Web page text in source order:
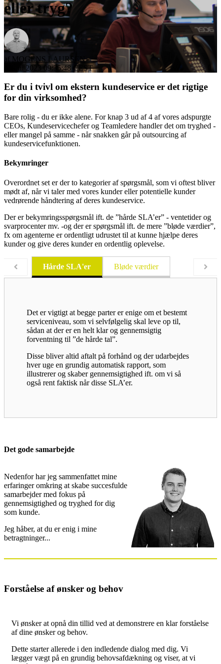
eller tryg?
af MOGENS LAURSEN
1. juni 2023 09:35:48 CEST
Er du i tvivl om ekstern kundeservice er det rigtige
for din virksomhed?
Bare rolig - du er ikke alene. For knap 3 ud af 4 af vores adspurgte
CEOs, Kundeservicechefer og Teamledere handler det om tryghed -
eller mangel på samme - når snakken går på outsourcing af
kundeservicefunktionen.
Bekymringer
Overordnet set er der to kategorier af spørgsmål, som vi oftest bliver
mødt af, når vi taler med vores kunder eller potentielle kunder
vedrørende håndtering af deres kundeservice.
Der er bekymringsspørgsmål ift. de ”hårde SLA’er” - ventetider og
svarprocenter mv. -og der er spørgsmål ift. de mere ”bløde værdier”,
fx om agenterne er ordentligt udrustet til at kunne hjælpe deres
kunder og give deres kunder en ordentlig oplevelse.
Hårde SLA'er Bløde værdier
Det er vigtigt at begge parter er enige om et bestemt
serviceniveau, som vi selvfølgelig skal leve op til,
sådan at der er en helt klar og gennemsigtig
forventning til ”de hårde tal”.
Disse bliver altid aftalt på forhånd og der udarbejdes
hver uge en grundig automatisk rapport, som
illustrerer og skaber gennemsigtighed ift. om vi så
også rent faktisk når disse SLA’er.
Det gode samarbejde
Nedenfor har jeg sammenfattet mine
erfaringer omkring at skabe succesfulde
samarbejder med fokus på
gennemsigtighed og tryghed for dig
som kunde.
Jeg håber, at du er enig i mine
betragtninger...
Forståelse af ønsker og behov
Vi ønsker at opnå din tillid ved at demonstrere en klar forståelse
af dine ønsker og behov.
Dette starter allerede i den indledende dialog med dig. Vi
lægger vægt på en grundig behovsafdækning og viser, at vi